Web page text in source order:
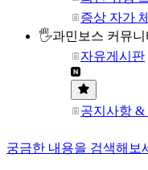
증상 자가
🖐과민보스 커뮤니
자유게시판
공지사항 &
궁금한 내용을 검색해보